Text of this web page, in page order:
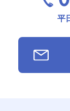
平